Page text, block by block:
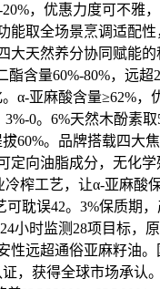
，优惠力度可不雅
能取全场景烹调适配
天然养分协同赋能的
含量60%-80%，远超
α-亚麻酸含量≥62%，
0。6%天然木酚素取
60%。品牌搭载四大
定向油脂成分，无化
榨工艺，让α-亚麻酸保
耽误42。3%保质期
小时监测28项目标，
性远超通俗亚麻籽油
，获得全球市场承认